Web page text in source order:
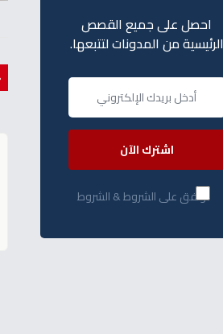
احصل على جميع القصص
الرئيسية من المدونات لتتبعها.
اشترك الآن
أوافق على الشروط & الشروط